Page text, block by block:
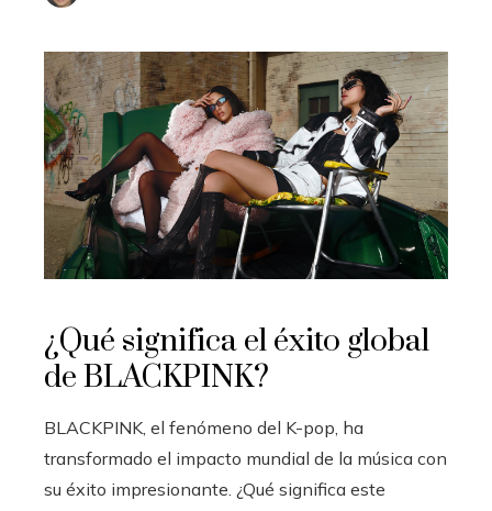
¿Qué significa el éxito global
de BLACKPINK?
BLACKPINK, el fenómeno del K-pop, ha
transformado el impacto mundial de la música con
su éxito impresionante. ¿Qué significa este